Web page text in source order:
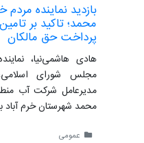
بازدید نماینده مردم
محمد؛ تاکید بر
پرداخت حق مالکان
هادی هاشمی‌نیا،
مجلس شورای
مدیرعامل شرکت آب
محمد شهرستان خرم آباد
عمومی